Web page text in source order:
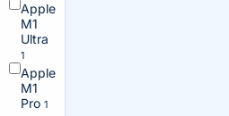
Apple
M1
Ultra
1
Apple
M1
Pro 1